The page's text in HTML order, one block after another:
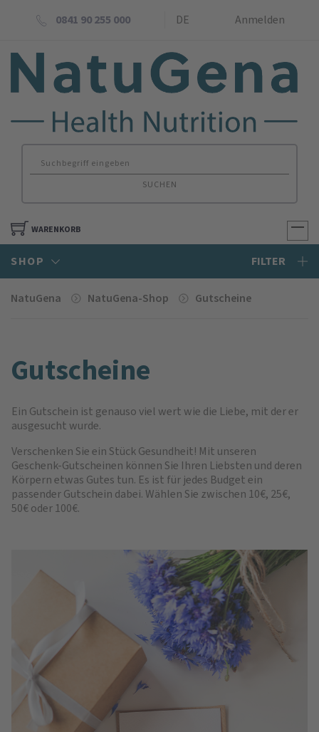
0841 90 255 000 DE Anmelden
SUCHEN
WARENKORB
SHOP FILTER
NatuGena NatuGena-Shop Gutscheine
Gutscheine
Ein Gutschein ist genauso viel wert wie die Liebe, mit der er
ausgesucht wurde.
Verschenken Sie ein Stück Gesundheit! Mit unseren
Geschenk-Gutscheinen können Sie Ihren Liebsten und deren
Körpern etwas Gutes tun. Es ist für jedes Budget ein
passender Gutschein dabei. Wählen Sie zwischen 10€, 25€,
50€ oder 100€.